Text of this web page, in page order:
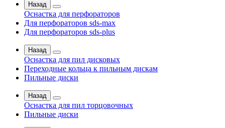
Назад
Оснастка для перфораторов
Для перфораторов sds-max
Для перфораторов sds-plus
Назад
Оснастка для пил дисковых
Переходные кольца к пильным дискам
Пильные диски
Назад
Оснастка для пил торцовочных
Пильные диски